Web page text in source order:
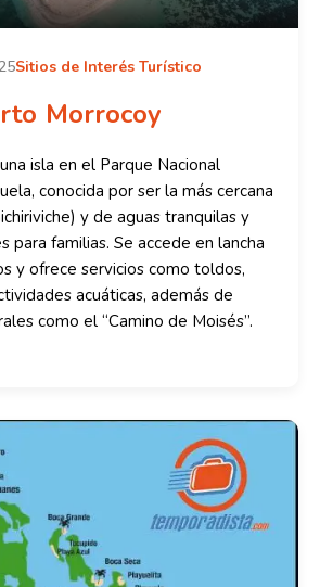
Sitios de Interés Turístico
Morrocoy
isla en el Parque Nacional
conocida por ser la más cercana
y de aguas tranquilas y
para familias. Se accede en lancha
y ofrece servicios como toldos,
acuáticas, además de
como el “Camino de Moisés”.